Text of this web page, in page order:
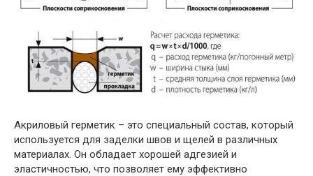
Акриловый герметик – это специальный состав, который
используется для заделки швов и щелей в различных
материалах. Он обладает хорошей адгезией и
эластичностью, что позволяет ему эффективно